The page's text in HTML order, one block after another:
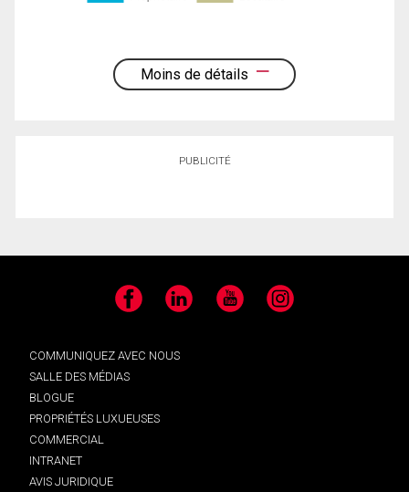
Moins de détails
PUBLICITÉ
Facebook LinkedIn YouTube Instagram
COMMUNIQUEZ AVEC NOUS
SALLE DES MÉDIAS
BLOGUE
PROPRIÉTÉS LUXUEUSES
COMMERCIAL
INTRANET
AVIS JURIDIQUE